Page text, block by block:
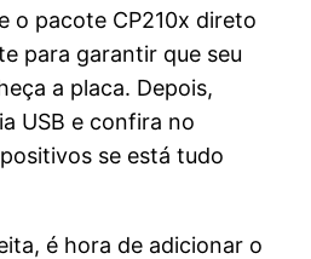
o pacote CP210x direto
para garantir que seu
a placa. Depois,
USB e confira no
se está tudo
é hora de adicionar o